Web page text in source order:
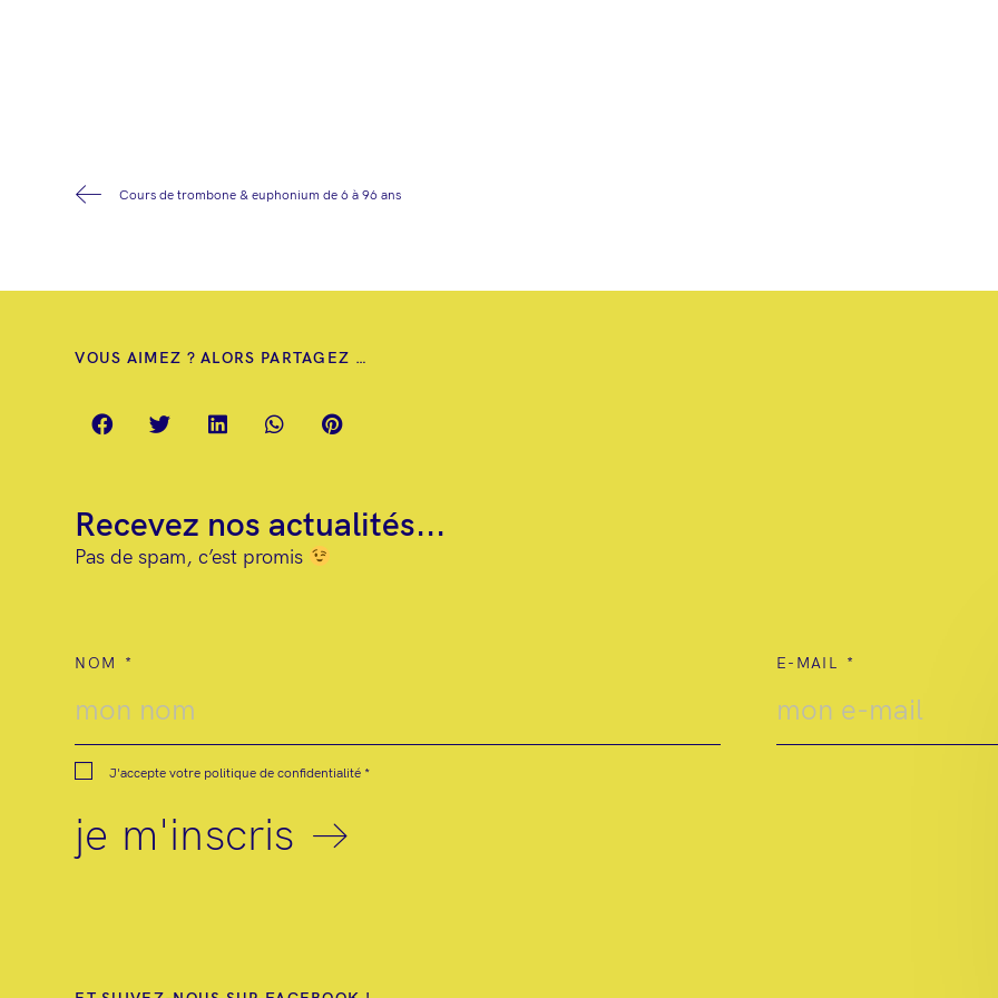
Cours de trombone & euphonium de 6 à 96 ans
VOUS AIMEZ ? ALORS PARTAGEZ …
Recevez nos actualités...
Pas de spam, c’est promis
NOM E-MAIL
J'accepte votre politique de confidentialité *
je m'inscris